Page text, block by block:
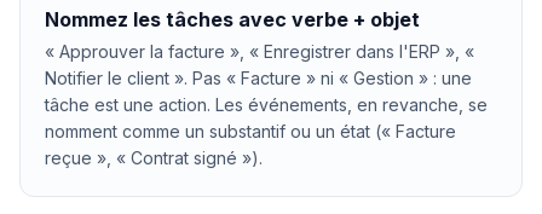
Nommez les tâches avec verbe + objet
« Approuver la facture », « Enregistrer dans l'ERP », «
Notifier le client ». Pas « Facture » ni « Gestion » : une
tâche est une action. Les événements, en revanche, se
nomment comme un substantif ou un état (« Facture
reçue », « Contrat signé »).